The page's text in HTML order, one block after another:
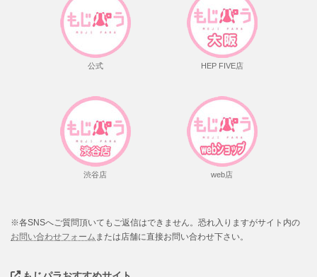
公式 HEP FIVE店
渋谷店 web店
※各SNSへご質問頂いてもご返信はできません。恐れ入りますがサイト内の
お問い合わせフォーム または店舗に直接お問い合わせ下さい。